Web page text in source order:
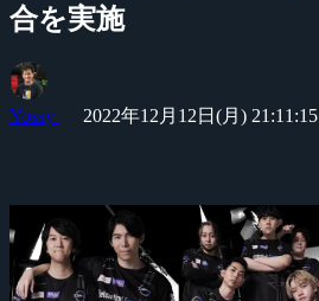
合を実施
Yossy 2022年12月12日(月) 21:11:15